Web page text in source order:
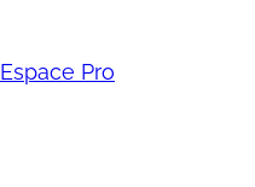
Espace Pro